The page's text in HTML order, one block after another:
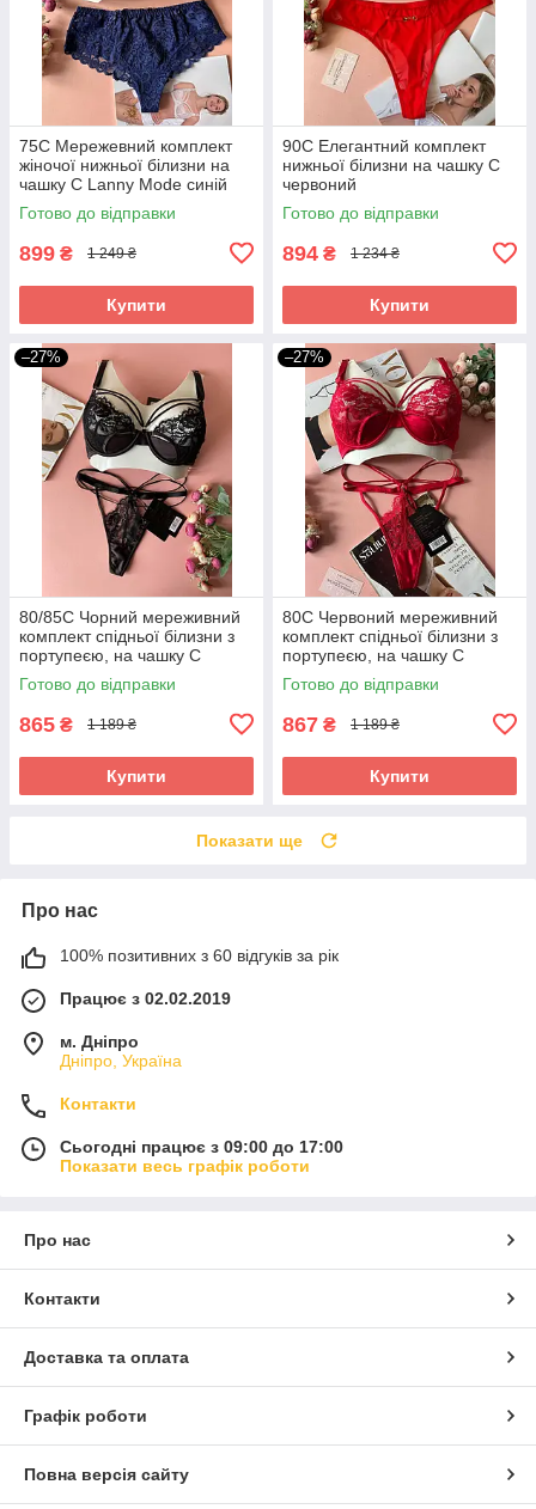
75С Мережевний комплект
жіночої нижньої білизни на
чашку С Lanny Mode синій
Готово до відправки
899 ₴ 1 249 ₴
Купити
90C Елегантний комплект
нижньої білизни на чашку C
червоний
Готово до відправки
894 ₴ 1 234 ₴
Купити
–27%
80/85C Чорний мереживний
комплект спідньої білизни з
портупеєю, на чашку С
Готово до відправки
865 ₴ 1 189 ₴
Купити
–27%
80C Червоний мереживний
комплект спідньої білизни з
портупеєю, на чашку С
Готово до відправки
867 ₴ 1 189 ₴
Купити
Показати ще
Про нас
100% позитивних з 60 відгуків за рік
Працює з 02.02.2019
м. Дніпро
Дніпро, Україна
Контакти
Сьогодні працює з 09:00 до 17:00
Показати весь графік роботи
Про нас
Контакти
Доставка та оплата
Графік роботи
Повна версія сайту